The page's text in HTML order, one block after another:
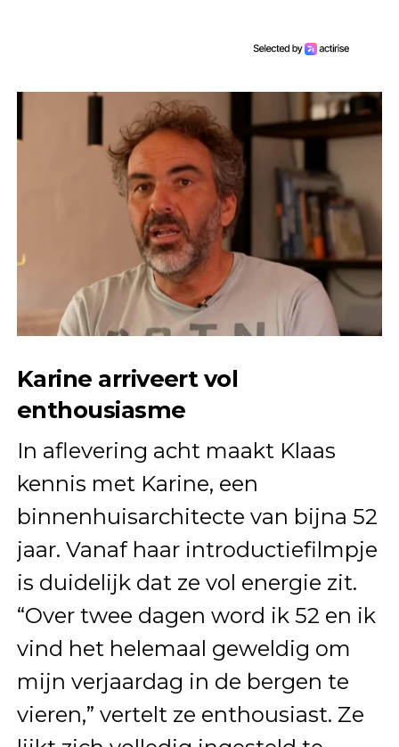
Karine arriveert vol
enthousiasme
In aflevering acht maakt Klaas
kennis met Karine, een
binnenhuisarchitecte van bijna 52
jaar. Vanaf haar introductiefilmpje
is duidelijk dat ze vol energie zit.
“Over twee dagen word ik 52 en ik
vind het helemaal geweldig om
mijn verjaardag in de bergen te
vieren,” vertelt ze enthousiast. Ze